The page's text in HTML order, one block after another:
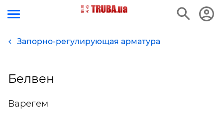
Запорно-регулирующая арматура
Белвен
Варегем